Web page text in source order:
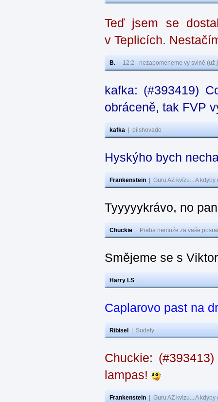
Teď jsem se
v Teplicích.
B. 12:2 - nezapomeneme vy svině
kafka: (#393419)
obráceně, tak FVP
kafka pilshovado
Hyskýho bych
Frankenstein Guru AZ kvízu... A
Tyyyyykrávo, no
Chuckie Praha nemůže za vaše
Smějeme se s
Harry LS
Caplarovo past na
Ribisel Sudety
Chuckie:
lampas!
Frankenstein Guru AZ kvízu... A